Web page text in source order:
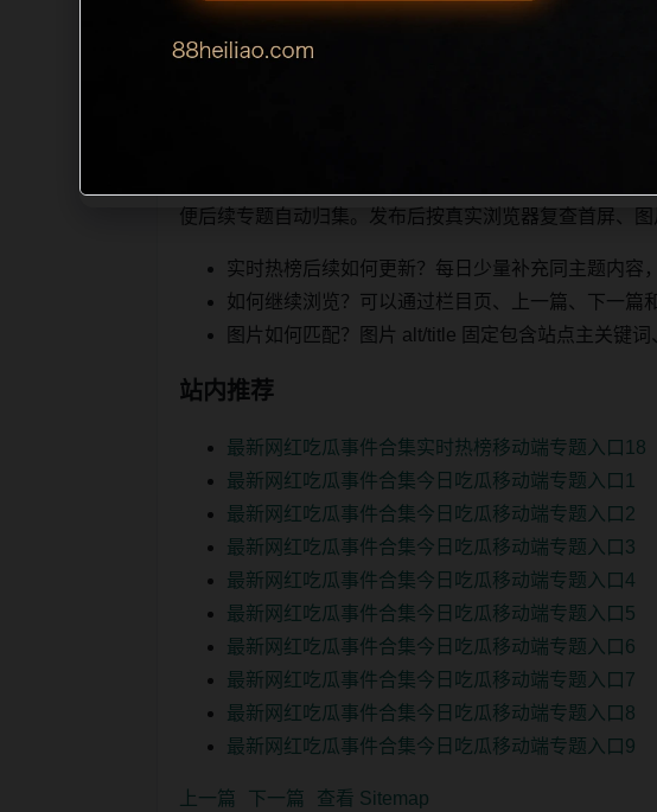
索引擎理解，也能让真实
用户顺着栏目继续浏览。同站连续更新时避免重复标题
便后续专题自动归集。发布后按真实浏览器复查首屏、
实时热榜后续如何更新？每日少量补充同主题内容
如何继续浏览？可以通过栏目页、上一篇、下一篇
图片如何匹配？图片 alt/title 固定包含站点主关键词
站内推荐
最新网红吃瓜事件合集实时热榜移动端专题入口18
最新网红吃瓜事件合集今日吃瓜移动端专题入口1
最新网红吃瓜事件合集今日吃瓜移动端专题入口2
最新网红吃瓜事件合集今日吃瓜移动端专题入口3
最新网红吃瓜事件合集今日吃瓜移动端专题入口4
最新网红吃瓜事件合集今日吃瓜移动端专题入口5
最新网红吃瓜事件合集今日吃瓜移动端专题入口6
最新网红吃瓜事件合集今日吃瓜移动端专题入口7
最新网红吃瓜事件合集今日吃瓜移动端专题入口8
最新网红吃瓜事件合集今日吃瓜移动端专题入口9
上一篇 下一篇 查看 Sitemap